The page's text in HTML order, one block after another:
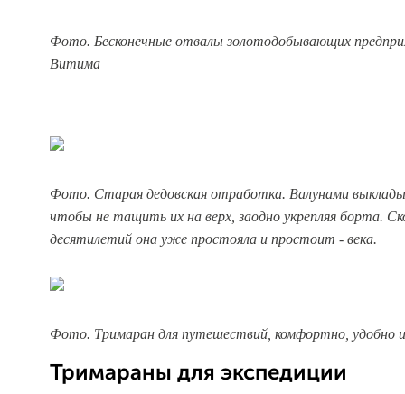
Фото. Бесконечные отвалы золотодобывающих
Витима
Фото. Старая дедовская отработка. Валунами
чтобы не тащить их на верх, заодно укрепляя борта.
десятилетий она уже простояла и простоит - века.
Фото. Тримаран для путешествий, комфортно, удобно и
Тримараны для экспедиции